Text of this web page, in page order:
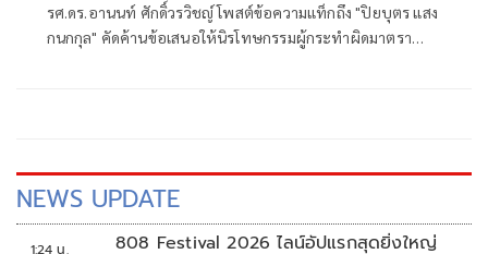
รศ.ดร.อานนท์ ศักดิ์วรวิชญ์ โพสต์ข้อความแท็กถึง "ปิยบุตร แสง
กนกกุล" คัดค้านข้อเสนอให้นิรโทษกรรมผู้กระทำผิดมาตรา
NEWS UPDATE
1:24 น.
808 Festival 2026 ไลน์อัปแรกสุดยิ่งใหญ่